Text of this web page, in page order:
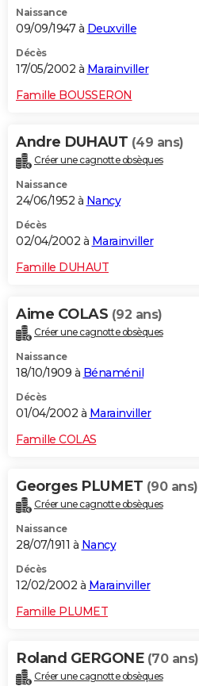
Naissance
09/09/1947 à Deuxville
Décès
17/05/2002 à Marainviller
Famille BOUSSERON
Andre DUHAUT (49 ans)
Créer une cagnotte obsèques
Naissance
24/06/1952 à Nancy
Décès
02/04/2002 à Marainviller
Famille DUHAUT
Aime COLAS (92 ans)
Créer une cagnotte obsèques
Naissance
18/10/1909 à Bénaménil
Décès
01/04/2002 à Marainviller
Famille COLAS
Georges PLUMET (90 ans)
Créer une cagnotte obsèques
Naissance
28/07/1911 à Nancy
Décès
12/02/2002 à Marainviller
Famille PLUMET
Roland GERGONE (70 ans)
Créer une cagnotte obsèques